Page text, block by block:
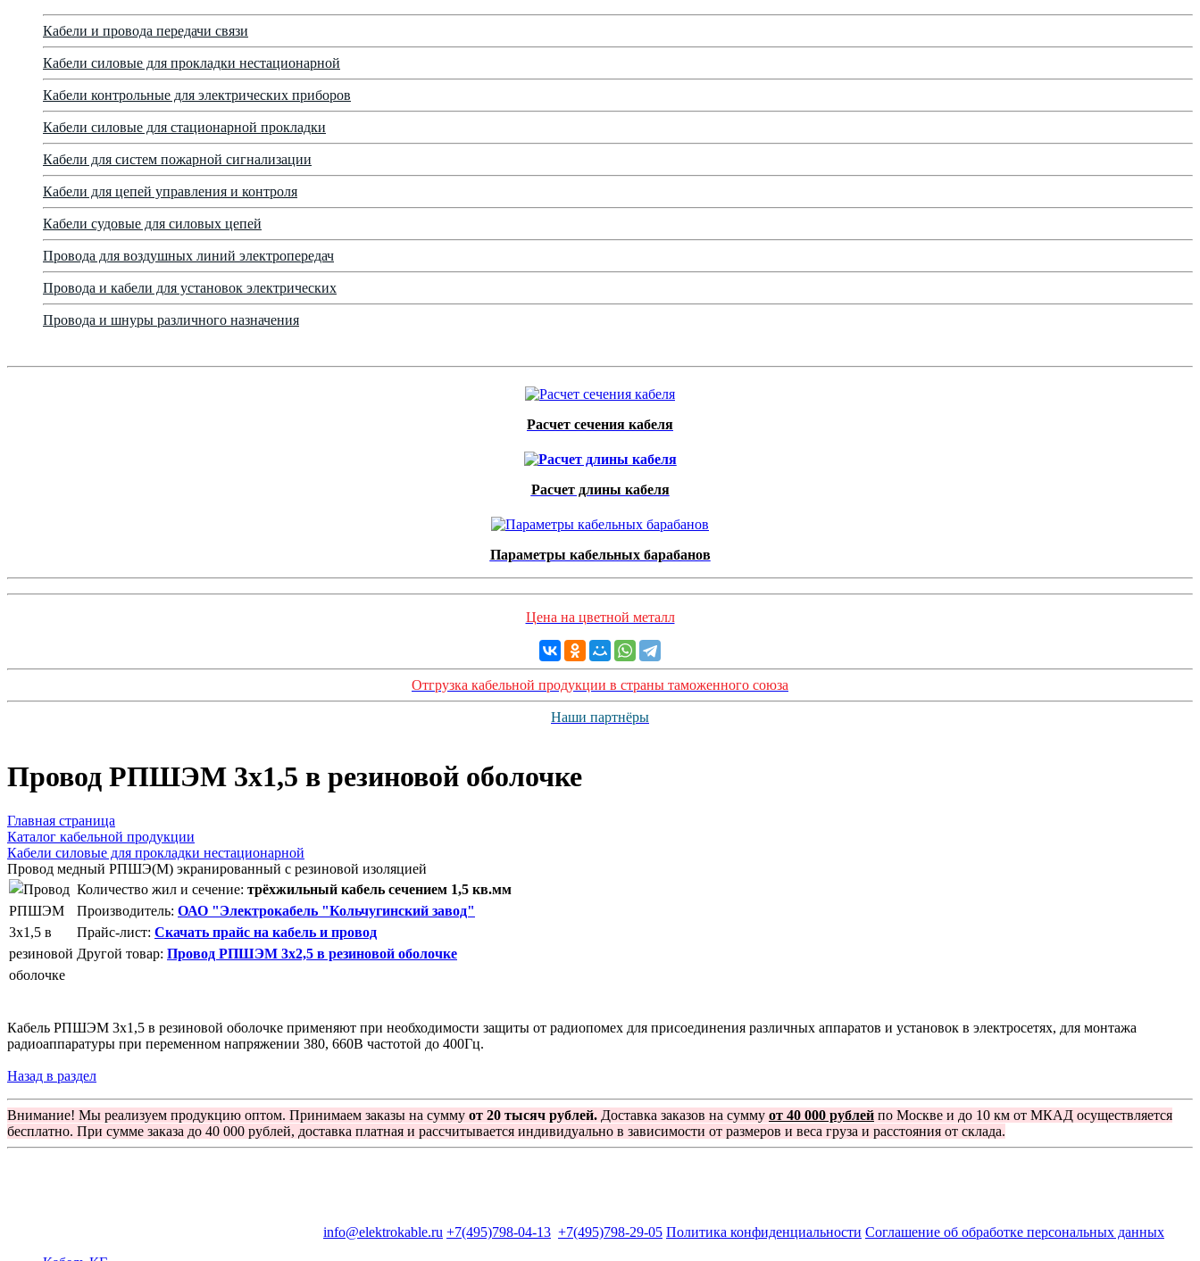
Кабели и провода передачи связи
Кабели силовые для прокладки нестационарной
Кабели контрольные для электрических приборов
Кабели силовые для стационарной прокладки
Кабели для систем пожарной сигнализации
Кабели для цепей управления и контроля
Кабели судовые для силовых цепей
Провода для воздушных линий электропередач
Провода и кабели для установок электрических
Провода и шнуры различного назначения
Расчет сечения кабеля
Расчет длины кабеля
Параметры кабельных барабанов
Цена на цветной металл
Отгрузка кабельной продукции в страны таможенного союза
Наши партнёры
Провод РПШЭМ 3x1,5 в резиновой оболочке
Главная страница
Каталог кабельной продукции
Кабели силовые для прокладки нестационарной
Провод медный РПШЭ(М) экранированный с резиновой изоляцией
Количество жил и сечение: трёхжильный кабель сечением 1,5 кв.мм
Производитель: ОАО "Электрокабель "Кольчугинский завод"
Прайс-лист: Скачать прайс на кабель и провод
Другой товар: Провод РПШЭМ 3x2,5 в резиновой оболочке
Кабель РПШЭМ 3x1,5 в резиновой оболочке применяют при необходимости защиты от радиопомех для присоединения различных аппаратов и установок в электросетях, для монтажа
радиоаппаратуры при переменном напряжении 380, 660В частотой до 400Гц.
Назад в раздел
Внимание! Мы реализуем продукцию оптом. Принимаем заказы на сумму от 20 тысяч рублей. Доставка заказов на сумму от 40 000 рублей по Москве и до 10 км от МКАД осуществляется
бесплатно. При сумме заказа до 40 000 рублей, доставка платная и рассчитывается индивидуально в зависимости от размеров и веса груза и расстояния от склада.
info@elektrokable.ru +7(495)798-04-13 +7(495)798-29-05 Политика конфиденциальности Соглашение об обработке персональных данных